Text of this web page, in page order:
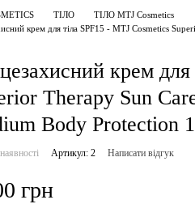
ТІЛО
ТІЛО MTJ Cosmetics
крем для тіла SPF15 - MTJ Cosmetics
крем для
Therapy Sun
Body Protection
Артикул: 2 Написати відгук
грн